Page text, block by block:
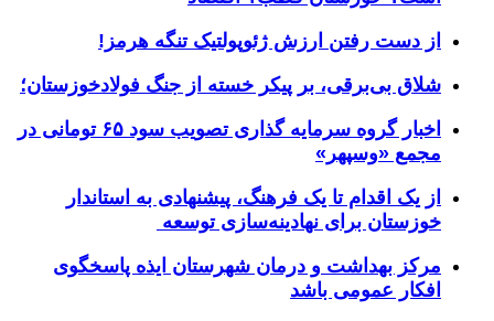
از دست رفتن ارزش ژئوپولتیک تنگه هرمز!
شلاق‌ بی‌برقی، بر پیکر خسته‌ از جنگ فولادخوزستان؛
اخبار گروه سرمایه گذاری تصویب سود ۶۵ تومانی در
مجمع «وسپهر»
از یک اقدام تا یک فرهنگ، پیشنهادی به استاندار
خوزستان برای نهادینه‌سازی توسعه
مرکز بهداشت و درمان شهرستان ایذه پاسخگوی
افکار عمومی باشد